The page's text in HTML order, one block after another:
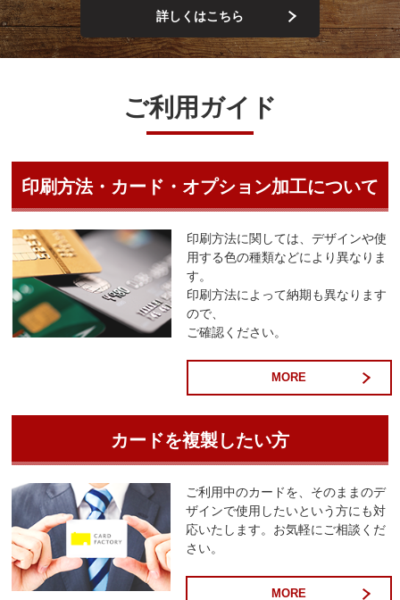
詳しくはこちら
ご利用ガイド
印刷方法・カード・オプション加工について
印刷方法に関しては、デザインや使
用する色の種類などにより異なりま
す。
印刷方法によって納期も異なります
ので、
ご確認ください。
MORE
カードを複製したい方
ご利用中のカードを、そのままのデ
ザインで使用したいという方にも対
応いたします。お気軽にご相談くだ
さい。
MORE